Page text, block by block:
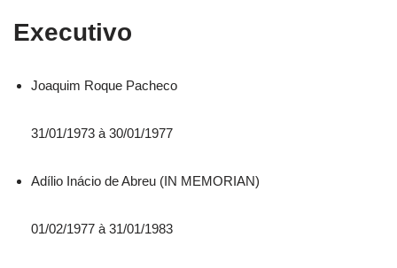
Executivo
Joaquim Roque Pacheco
31/01/1973 à 30/01/1977
Adílio Inácio de Abreu (IN MEMORIAN)
01/02/1977 à 31/01/1983